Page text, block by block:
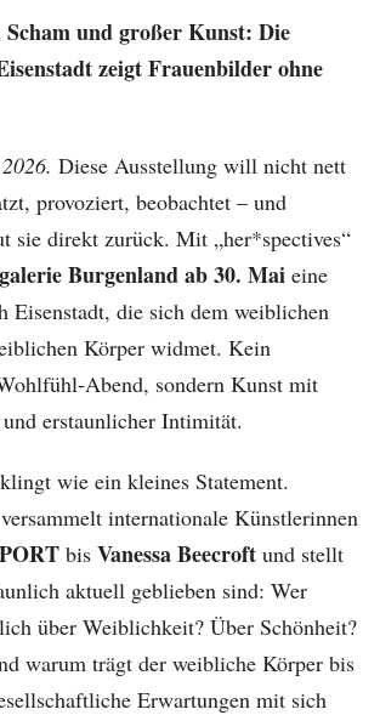
und großer Kunst: Die
zeigt Frauenbilder ohne
Diese Ausstellung will nicht nett
provoziert, beobachtet – und
sie direkt zurück. Mit „her*spectives“
Burgenland ab 30. Mai eine
Eisenstadt, die sich dem weiblichen
Körper widmet. Kein
Abend, sondern Kunst mit
erstaunlicher Intimität.
wie ein kleines Statement.
internationale Künstlerinnen
bis Vanessa Beecroft und stellt
aktuell geblieben sind: Wer
über Weiblichkeit? Über Schönheit?
warum trägt der weibliche Körper bis
Erwartungen mit sich